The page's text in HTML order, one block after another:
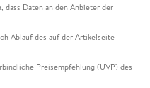
Daten an den Anbieter der
Ablauf des auf der Artikelseite
Preisempfehlung (UVP) des